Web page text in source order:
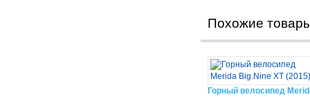
Похожие
Горный велосипед